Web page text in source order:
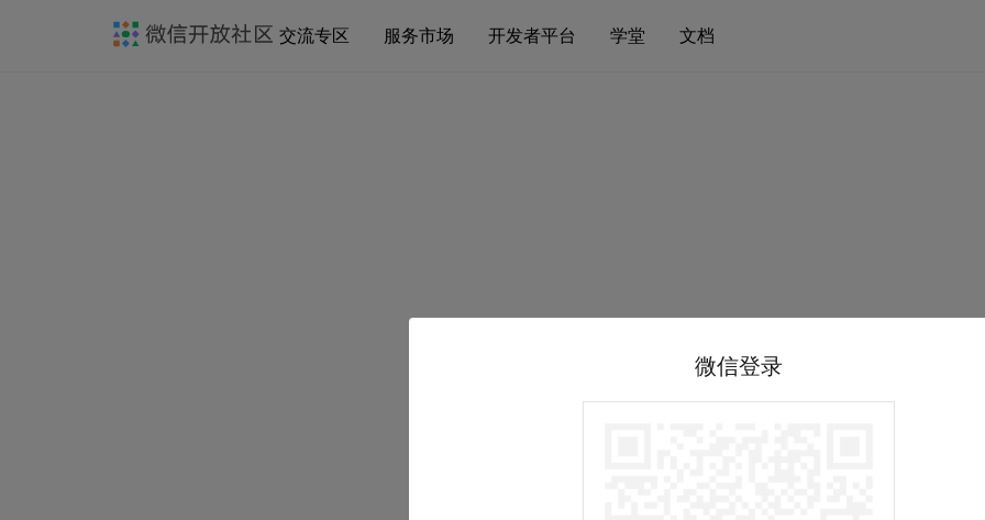
交流专区 服务市场 开发者平台 学堂 文档
微信登录